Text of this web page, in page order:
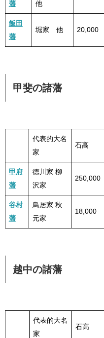
藩
他
飯田
藩
堀家 他 20,000
甲斐の諸藩
代表的大名
家
石高
甲府
藩
徳川家 柳
沢家
250,000
谷村
藩
鳥居家 秋
元家
18,000
越中の諸藩
代表的大名
家
石高